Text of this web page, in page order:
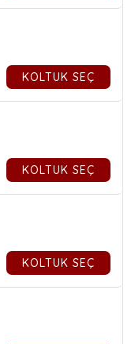
KOLTUK SEÇ
KOLTUK SEÇ
KOLTUK SEÇ